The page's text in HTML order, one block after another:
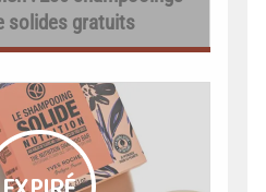
solides gratuits